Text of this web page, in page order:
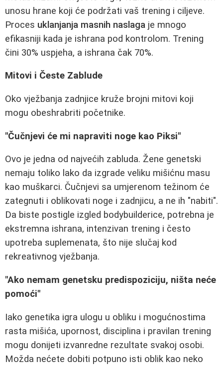
unosu hrane koji će podržati vaš trening i ciljeve.
Proces uklanjanja masnih naslaga je mnogo
efikasniji kada je ishrana pod kontrolom. Trening
čini 30% uspjeha, a ishrana čak 70%.
Mitovi i Česte Zablude
Oko vježbanja zadnjice kruže brojni mitovi koji
mogu obeshrabriti početnike.
"Čučnjevi će mi napraviti noge kao Piksi"
Ovo je jedna od najvećih zabluda. Žene genetski
nemaju toliko lako da izgrade veliku mišićnu masu
kao muškarci. Čučnjevi sa umjerenom težinom će
zategnuti i oblikovati noge i zadnjicu, a ne ih "nabiti".
Da biste postigle izgled bodybuilderice, potrebna je
ekstremna ishrana, intenzivan trening i često
upotreba suplemenata, što nije slučaj kod
rekreativnog vježbanja.
"Ako nemam genetsku predispoziciju, ništa neće
pomoći"
Iako genetika igra ulogu u obliku i mogućnostima
rasta mišića, upornost, disciplina i pravilan trening
mogu donijeti izvanredne rezultate svakoj osobi.
Možda nećete dobiti potpuno isti oblik kao neko